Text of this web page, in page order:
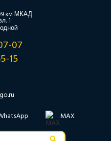
км МКАД
1
07
15
MAX